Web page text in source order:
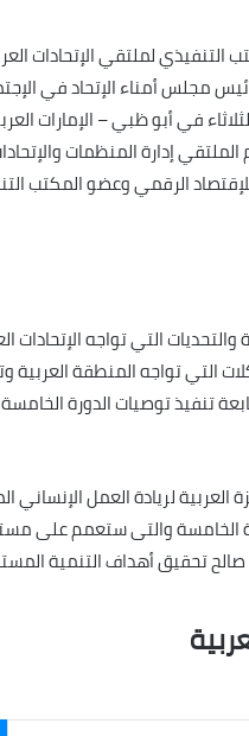
لملتقي الإتحادات
مجلس أمناء الإتحاد في
في أبو ظبي – الإمارات
إدارة المنظمات
الرقمي وعضو المكتب
التي تواجه الإتحادات
التي تواجه المنطقة العربية
العربية لريادة العمل الإنساني
الخامسة والتى ستعمم على
تحقيق أهداف التنمية